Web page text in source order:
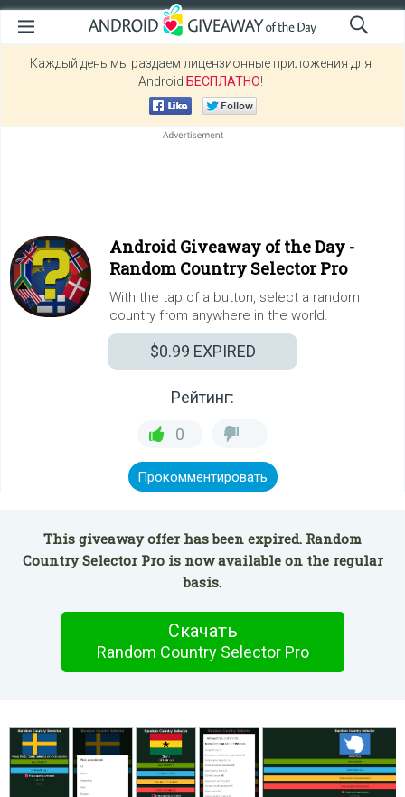
Каждый день мы раздаем лицензионные приложения для
Android БЕСПЛАТНО!
Android Giveaway of the Day -
Random Country Selector Pro
With the tap of a button, select a random
country from anywhere in the world.
$0.99 EXPIRED
Рейтинг:
0
Прокомментировать
This giveaway offer has been expired. Random
Country Selector Pro is now available on the regular
basis.
Скачать
Random Country Selector Pro